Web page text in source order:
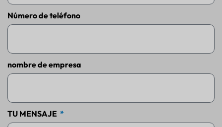
Número de teléfono
nombre de empresa
TU MENSAJE